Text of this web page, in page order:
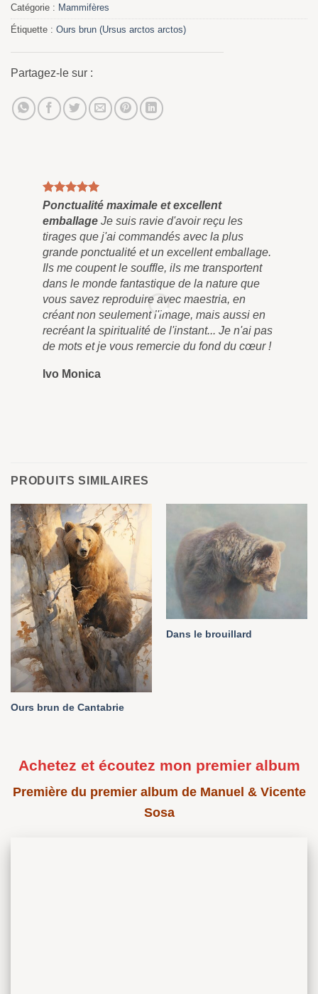
Catégorie : Mammifères
Étiquette : Ours brun (Ursus arctos arctos)
Partagez-le sur :
Ponctualité maximale et excellent
emballage Je suis ravie d'avoir reçu les
tirages que j'ai commandés avec la plus
grande ponctualité et un excellent emballage.
Ils me coupent le souffle, ils me transportent
dans le monde fantastique de la nature que
vous savez reproduire avec maestria, en
créant non seulement l'image, mais aussi en
recréant la spiritualité de l'instant... Je n'ai pas
de mots et je vous remercie du fond du cœur !
Ivo Monica
PRODUITS SIMILAIRES
Ours brun de Cantabrie
Dans le brouillard
Achetez et écoutez mon premier album
Première du premier album de Manuel & Vicente
Sosa